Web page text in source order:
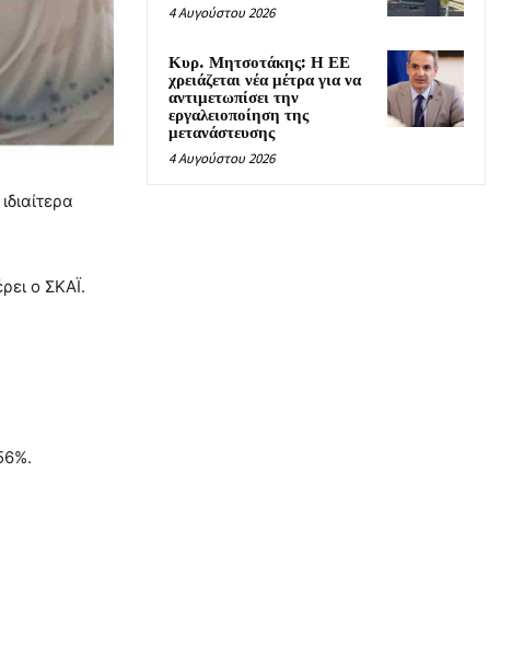
ο ΣΚΑΪ.
4 Αυγούστου 2026
Κυρ. Μητσοτάκης: Η ΕΕ
χρειάζεται νέα μέτρα για να
αντιμετωπίσει την
εργαλειοποίηση της
μετανάστευσης
4 Αυγούστου 2026